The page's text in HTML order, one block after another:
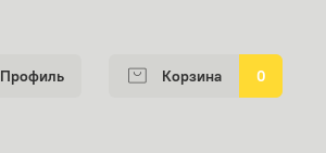
Профиль Корзина 0